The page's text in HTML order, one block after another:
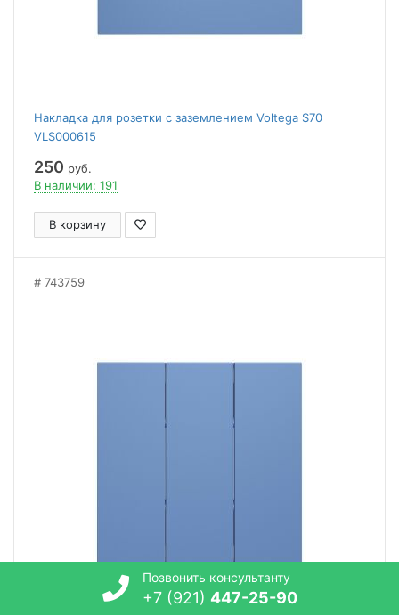
Накладка для розетки с заземлением Voltega S70
VLS000615
250 руб.
В наличии: 191
В корзину
743759
Позвонить консультанту
+7 (921) 447-25-90